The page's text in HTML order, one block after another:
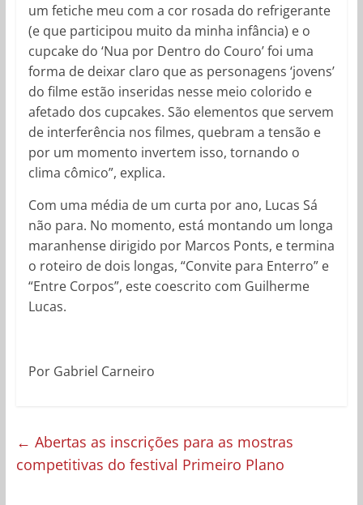
um fetiche meu com a cor rosada do refrigerante
(e que participou muito da minha infância) e o
cupcake do ‘Nua por Dentro do Couro’ foi uma
forma de deixar claro que as personagens ‘jovens’
do filme estão inseridas nesse meio colorido e
afetado dos cupcakes. São elementos que servem
de interferência nos filmes, quebram a tensão e
por um momento invertem isso, tornando o
clima cômico”, explica.
Com uma média de um curta por ano, Lucas Sá
não para. No momento, está montando um longa
maranhense dirigido por Marcos Ponts, e termina
o roteiro de dois longas, “Convite para Enterro” e
“Entre Corpos”, este coescrito com Guilherme
Lucas.
Por Gabriel Carneiro
← Abertas as inscrições para as mostras
competitivas do festival Primeiro Plano